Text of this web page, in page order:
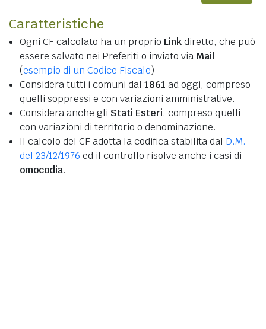
Caratteristiche
Ogni CF calcolato ha un proprio Linkdiretto, che può
essere salvato nei Preferiti o inviato via Mail
(esempio di un Codice Fiscale)
Considera tutti i comuni dal 1861 ad oggi, compreso
quelli soppressi e con variazioni amministrative.
Considera anche gli Stati Esteri, compreso quelli
con variazioni di territorio o denominazione.
Il calcolo del CF adotta la codifica stabilita dal D.M.
del 23/12/1976 ed il controllo risolve anche i casi di
omocodia.